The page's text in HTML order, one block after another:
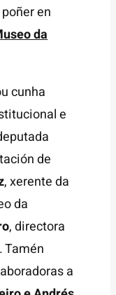
en
da
cunha
e
de
, xerente da
da
, directora
Tamén
a